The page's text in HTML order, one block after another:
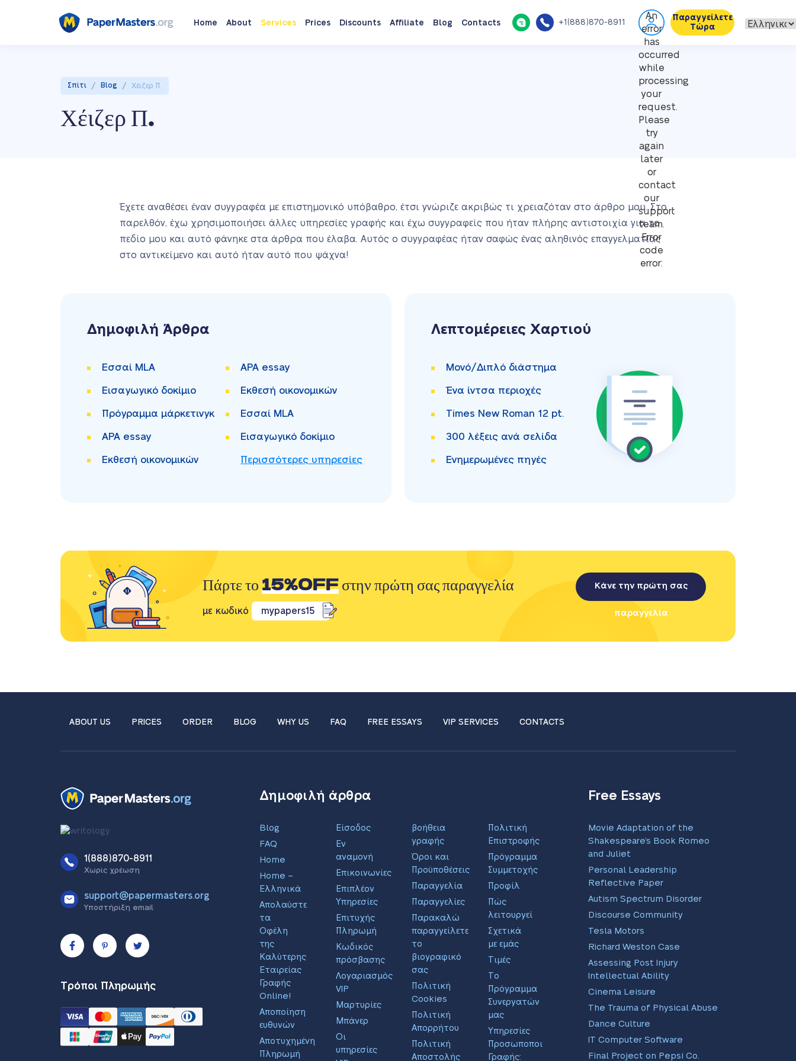
Home About Services Prices Discounts Affiliate Blog Contacts +1(888)870-8911
An
error
has
occurred
while
processing
your
request.
Please
try
again
later
or
contact
our
support
team.
Error
code
error:
Παραγγείλετε
Τώρα
Σπίτι / Blog / Χέιζερ Π.
Χέιζερ Π.
Έχετε αναθέσει έναν συγγραφέα με επιστημονικό υπόβαθρο, έτσι γνώριζε ακριβώς τι χρειαζόταν στο άρθρο μου. Στο
παρελθόν, έχω χρησιμοποιήσει άλλες υπηρεσίες γραφής και έχω συγγραφείς που ήταν πλήρης αντιστοιχία για το
πεδίο μου και αυτό φάνηκε στα άρθρα που έλαβα. Αυτός ο συγγραφέας ήταν σαφώς ένας αληθινός επαγγελματίας
στο αντικείμενο και αυτό ήταν αυτό που ψάχνα!
Δημοφιλή Άρθρα
Εσσαί MLA APA essay
Εισαγωγικό δοκίμιο Εκθεσή οικονομικών
Πρόγραμμα μάρκετινγκ Εσσαί MLA
APA essay Εισαγωγικό δοκίμιο
Εκθεσή οικονομικών Περισσότερες υπηρεσίες
Λεπτομέρειες Χαρτιού
Μονό/Διπλό διάστημα
Ένα ίντσα περιοχές
Times New Roman 12 pt.
300 λέξεις ανά σελίδα
Ενημερωμένες πηγές
Πάρτε το15%OFFστην πρώτη σας παραγγελία
με κωδικό mypapers15
Κάνε την πρώτη σας
παραγγελία
ABOUT US PRICES ORDER BLOG WHY US FAQ FREE ESSAYS VIP SERVICES CONTACTS
1(888)870-8911
Χωρίς χρέωση
support@papermasters.org
Υποστήριξη email
Τρόποι Πληρωμής
Δημοφιλή άρθρα
Blog
FAQ
Home
Home –
Ελληνικά
Απολαύστε
τα
Οφέλη
της
Καλύτερης
Εταιρείας
Γραφής
Online!
Αποποίηση
ευθυνών
Αποτυχημένη
Πληρωμή
Είσοδος
Εν
αναμονή
Επικοινωνίες
Επιπλέον
Υπηρεσίες
Επιτυχής
Πληρωμή
Κωδικός
πρόσβασης
Λογαριασμός
VIP
Μαρτυρίες
Μπάνερ
Οι
υπηρεσίες
βοήθεια
γραφής
Όροι και
Προϋποθέσεις
Παραγγελία
Παραγγελίες
Παρακαλώ
παραγγείλετε
το
βιογραφικό
σας
Πολιτική
Cookies
Πολιτική
Απορρήτου
Πολιτική
Αποστολής
Πολιτική
Επιστροφής
Πρόγραμμα
Συμμετοχής
Προφίλ
Πώς
λειτουργεί
Σχετικά
με εμάς
Τιμές
Το
Πρόγραμμα
Συνεργατών
μας
Υπηρεσίες
Προσωποποιημένης
Γραφής:
Free Essays
Movie Adaptation of the
Shakespeare’s Book Romeo
and Juliet
Personal Leadership
Reflective Paper
Autism Spectrum Disorder
Discourse Community
Tesla Motors
Richard Weston Case
Assessing Post Injury
Intellectual Ability
Cinema Leisure
The Trauma of Physical Abuse
Dance Culture
IT Computer Software
Final Project on Pepsi Co.